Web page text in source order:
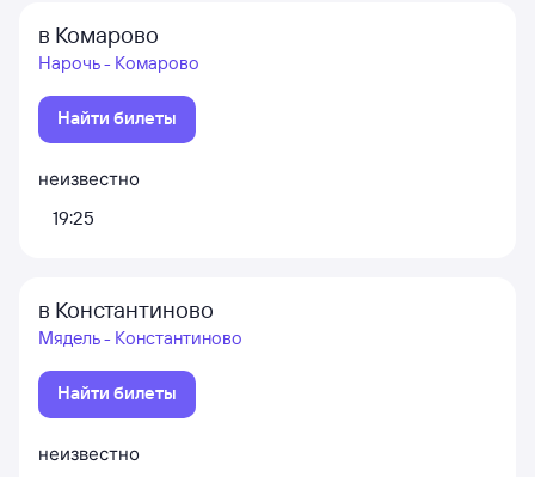
в Комарово
Нарочь - Комарово
Найти билеты
неизвестно
19:25
в Константиново
Мядель - Константиново
Найти билеты
неизвестно